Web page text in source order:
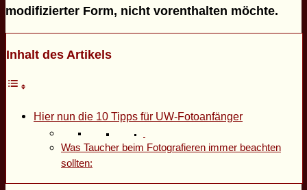
modifizierter Form, nicht vorenthalten möchte.
Inhalt des Artikels
Hier nun die 10 Tipps für UW-Fotoanfänger
Was Taucher beim Fotografieren immer beachten
sollten: